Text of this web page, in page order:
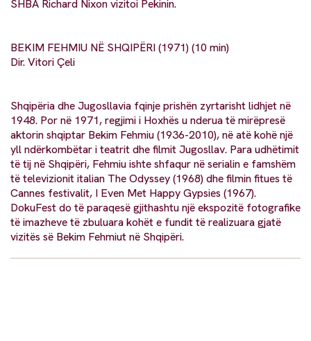
SHBA Richard Nixon vizitoi Pekinin.
BEKIM FEHMIU NË SHQIPËRI (1971) (10 min)
Dir. Vitori Çeli
Shqipëria dhe Jugosllavia fqinje prishën zyrtarisht lidhjet në
1948. Por në 1971, regjimi i Hoxhës u nderua të mirëpresë
aktorin shqiptar Bekim Fehmiu (1936-2010), në atë kohë një
yll ndërkombëtar i teatrit dhe filmit Jugosllav. Para udhëtimit
të tij në Shqipëri, Fehmiu ishte shfaqur në serialin e famshëm
të televizionit italian The Odyssey (1968) dhe filmin fitues të
Cannes festivalit, I Even Met Happy Gypsies (1967).
DokuFest do të paraqesë gjithashtu një ekspozitë fotografike
të imazheve të zbuluara kohët e fundit të realizuara gjatë
vizitës së Bekim Fehmiut në Shqipëri.